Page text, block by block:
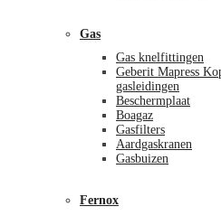
Gas
Gas knelfittingen
Geberit Mapress
gasleidingen
Beschermplaat
Boagaz
Gasfilters
Aardgaskranen
Gasbuizen
Fernox